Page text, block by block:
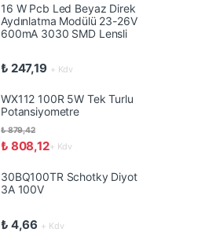
16 W Pcb Led Beyaz Direk
Aydınlatma Modülü 23-26V
600mA 3030 SMD Lensli
₺ 247,19 + Kdv
WX112 100R 5W Tek Turlu
Potansiyometre
₺ 808,12
₺879,42
+ Kdv
30BQ100TR Schotky Diyot
3A 100V
₺ 4,66 + Kdv